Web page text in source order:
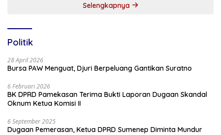
Selengkapnya
Politik
28 April 2026
Bursa PAW Menguat, Djuri Berpeluang Gantikan Suratno
6 Februari 2026
BK DPRD Pamekasan Terima Bukti Laporan Dugaan Skandal
Oknum Ketua Komisi II
6 September 2025
Dugaan Pemerasan, Ketua DPRD Sumenep Diminta Mundur